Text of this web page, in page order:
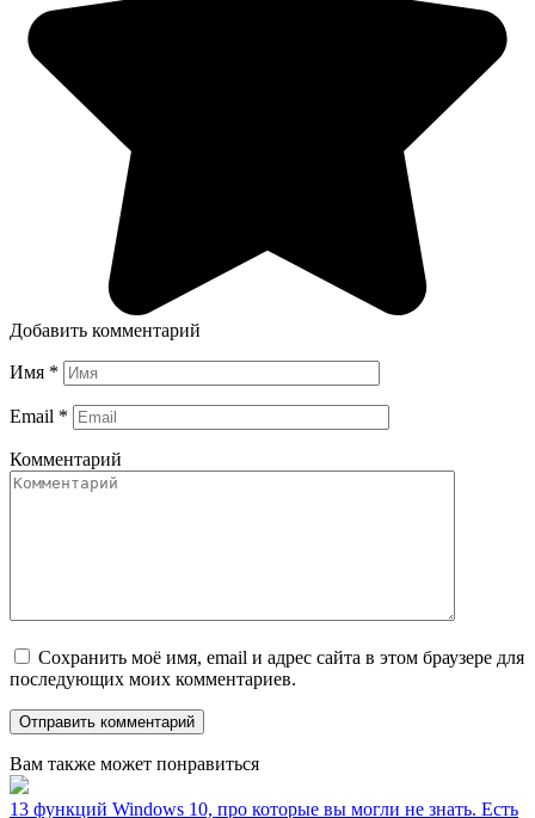
Добавить комментарий
Имя *
Email *
Комментарий
Сохранить моё имя, email и адрес сайта в этом браузере для
последующих моих комментариев.
Вам также может понравиться
13 функций Windows 10, про которые вы могли не знать. Есть